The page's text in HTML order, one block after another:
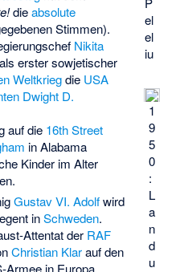
el
el
iu
1
9
5
0
:
L
a
n
d
u
dieabsolute
Stimmen).
Nikita
erster sowjetischer
Weltkriegdie USA
Dwight D.
auf die 16th Street
in Alabama
Kinder im Alter
Gustav VI. Adolfwird
inSchweden.
Attentat der RAF
Christian Klarauf den
in Europa,